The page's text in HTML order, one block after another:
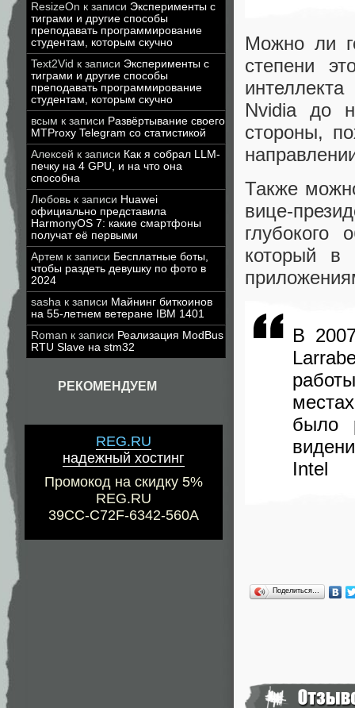
ResizeOn к записи Эксперименты с
тиграми и другие способы
преподавать программирование
студентам, которым скучно
Text2Vid к записи Эксперименты с
тиграми и другие способы
преподавать программирование
студентам, которым скучно
всым к записи Развёртывание своего
MTProxy Telegram со статистикой
Алексей к записи Как я собрал LLM-
печку на 4 GPU, и на что она
способна
Любовь к записи Huawei
официально представила
HarmonyOS 7: какие смартфоны
получат её первыми
Артем к записи Бесплатные боты,
чтобы раздеть девушку по фото в
2024
sasha к записи Майнинг биткоинов
на 55-летнем ветеране IBM 1401
Roman к записи Реализация ModBus
RTU Slave на stm32
РЕКОМЕНДУЕМ
REG.RU
надежный хостинг
Промокод на скидку 5%
REG.RU
39CC-C72F-6342-560A
Можно ли
степени
Nvidia до
стороны,
Также
вице-
глубокого
который
В
было
Intel
Поделиться…